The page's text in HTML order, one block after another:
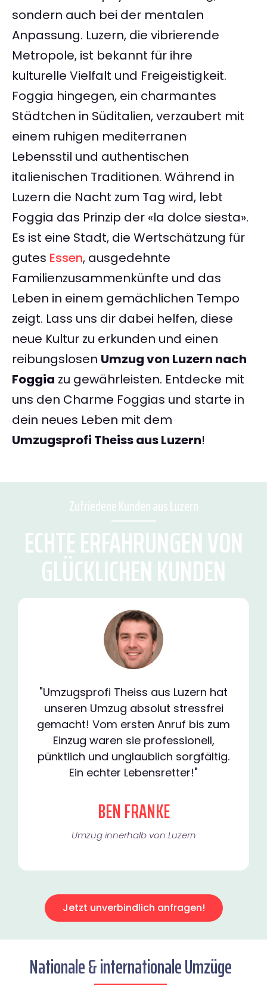
sondern auch bei der mentalen
Anpassung. Luzern, die vibrierende
Metropole, ist bekannt für ihre
kulturelle Vielfalt und Freigeistigkeit.
Foggia hingegen, ein charmantes
Städtchen in Süditalien, verzaubert mit
einem ruhigen mediterranen
Lebensstil und authentischen
italienischen Traditionen. Während in
Luzern die Nacht zum Tag wird, lebt
Foggia das Prinzip der «la dolce siesta».
Es ist eine Stadt, die Wertschätzung für
gutes Essen, ausgedehnte
Familienzusammenkünfte und das
Leben in einem gemächlichen Tempo
zeigt. Lass uns dir dabei helfen, diese
neue Kultur zu erkunden und einen
reibungslosen Umzug von Luzern nach
Foggia zu gewährleisten. Entdecke mit
uns den Charme Foggias und starte in
dein neues Leben mit dem
Umzugsprofi Theiss aus Luzern!
Zufriedene Kunden aus Luzern
ECHTE ERFAHRUNGEN VON
GLÜCKLICHEN KUNDEN
"Umzugsprofi Theiss aus Luzern hat
unseren Umzug absolut stressfrei
gemacht! Vom ersten Anruf bis zum
Einzug waren sie professionell,
pünktlich und unglaublich sorgfältig.
Ein echter Lebensretter!"
BEN FRANKE
Umzug innerhalb von Luzern​
Jetzt unverbindlich anfragen!
Nationale & internationale Umzüge